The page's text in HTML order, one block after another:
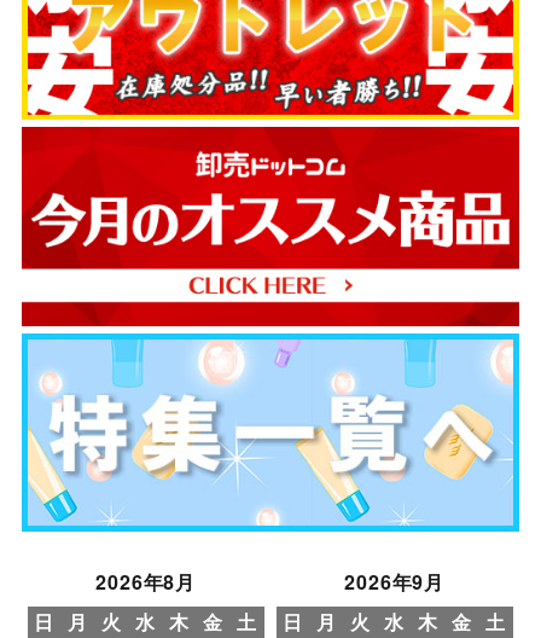
2026年8月
日
月 火 水 木 金 土
2026年9月
日
月 火 水 木 金 土